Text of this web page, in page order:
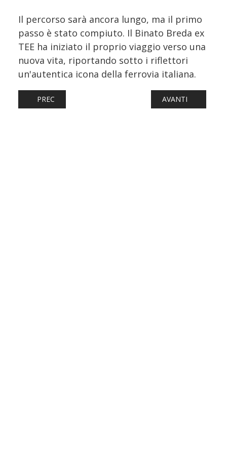
Il percorso sarà ancora lungo, ma il primo
passo è stato compiuto. Il Binato Breda ex
TEE ha iniziato il proprio viaggio verso una
nuova vita, riportando sotto i riflettori
un'autentica icona della ferrovia italiana.
ARTICOLO PRECEDENTE: CASTELFRANCO EMILIA
PREC ARTICOLO
AVANTI